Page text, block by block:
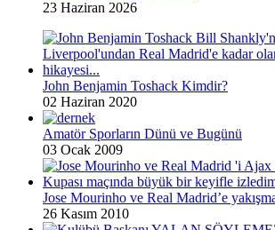
23 Haziran 2026
John Benjamin Toshack Kimdir?
02 Haziran 2020
Amatör Sporların Dünü ve Bugünü
03 Ocak 2009
Jose Mourinho ve Real Madrid’e
26 Kasım 2010